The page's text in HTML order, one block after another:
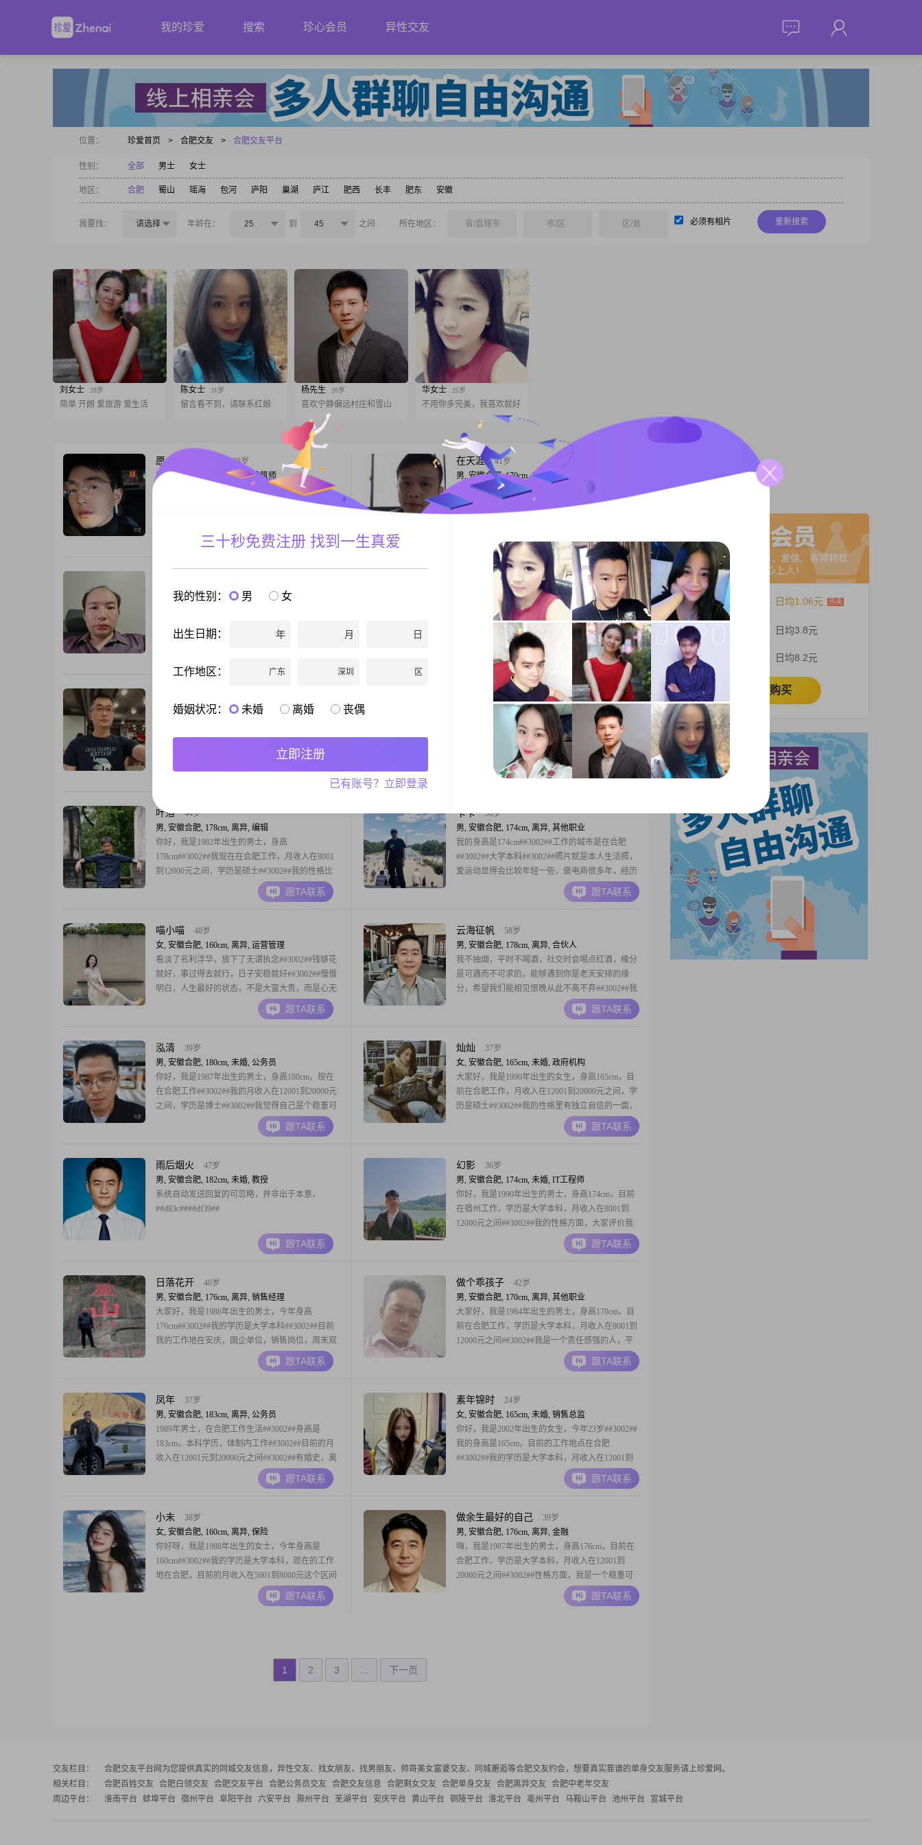
我的珍爱 搜索 珍心会员 异性交友
位置： 珍爱首页 > 合肥交友 > 合肥交友平台
性别： 全部 男士 女士
地区： 合肥 蜀山 瑶海 包河 庐阳 巢湖 庐江 肥西 长丰 肥东 安徽
我要找： 请选择 年龄在： 25 到 45 之间 所在地区： 省/直辖市 市/区 区/县 必须有相片 重新搜索
刘女士 28岁
简单 开朗 爱旅游 爱生活
陈女士 31岁
留言看不到，请联系红娘
杨先生 26岁
喜欢宁静偏远村庄和雪山
华女士 25岁
不用你多完美，我喜欢就好
愿一生为你画眉
38岁
男, 安徽合肥, 178cm, 离异, 建筑师
我在合肥包河区，设计师工作，178*75 认识也是
缘分，互相了解一下，合适就见面，或许缘分就到
跟TA联系
在天涯
41岁
男, 安徽合肥, 170cm, 未婚, 投资
1，合肥户口，面相佳，皮肤好，不秃不油，情商
智商在线，认知全面，情绪稳定，不抽烟不喝酒，
收入。3，第二职业，金融投资人员，每年有稳定
收入。4，多年前生了一场大病，很多事都按了暂
停键，现已痊愈。5，要求女方合肥户口，社保十
年以上，无N
跟TA联系
男, 安徽合肥, 165cm, 离异, 自由职业
是大学本科##3002##我现在的工作地在合肥，月收
自信果断的人，做事情比较有决断力##3002##同时
我也具备成熟稳重的特质，处理事情会考虑得比较
37岁
男, 安徽合肥, 183cm, 离异, 通信技术
大家好，我是1989年出生的男士，身高
183cm##3002##我的学历是大学本科，现在在合肥
工作，月收入在8001元到12000元之间##3002##关
于我的性格和观念，我觉得自己是一个稳重可靠的
人，同时生活里也带点幽默风趣##3002##在人生规
划上，我比较看重家庭，认为家庭为重是生活的基
础##3002##我也比较
跟TA联系
男, 安徽合肥, 178cm, 离异, IT工程师
前在合肥工作，学历是大学本科，月收入在50000
元以上##3002##我的性格特征有稳重可靠，幽默风
趣，自信果断，随和易相处，成熟稳重，耐心包
性格上比较随和，容易和人相处，平
跟TA联系
昨日沧桑
50岁
男, 安徽合肥, 174cm, 离异, 高级管理
你好，我是1976年出生的男士，身高
174cm##3002##我的学历是大学本科，现在在合肥
工作，月收入在12001到20000元之间##3002##我的
性格比较自信果断，责任感强，平时是个乐观积极
评价是真诚可靠##3
跟TA联系
叶落
44岁
男, 安徽合肥, 178cm, 离异, 编辑
你好，我是1982年出生的男士，身高
178cm##3002##我现在在合肥工作，月收入在8001
到12000元之间，学历是硕士##3002##我的性格比
较幽默风趣，平时外向健谈，待人耐心包容
##3002##我是一个活在当下的人，同时也在努力追
约##3002##闲暇时间
跟TA联系
卡卡
50岁
男, 安徽合肥, 174cm, 离异, 其他职业
我的身高是174cm##3002##工作的城市是在合肥
##3002##大学本科##3002##照片就是本人生活照，
爱运动显得会比较年轻一些，做电商很多年，经历
过顶峰，也回到过现实，目前主要做直播带货，自
有别墅一套 保时捷一辆，无贷款无负债，经济状况
希望不要太胖，40岁以内##
跟TA联系
喵小喵
48岁
女, 安徽合肥, 160cm, 离异, 运营管理
看淡了名利浮华，放下了无谓执念##3002##钱够花
就好，事过得去就行，日子安稳就好##3002##慢慢
明白，人生最好的状态，不是大富大贵，而是心无
杂念，身心无恙，冷暖自渡，万事随缘##3002##
跟TA联系
云海征帆
58岁
男, 安徽合肥, 178cm, 离异, 合伙人
我不抽烟，平时不喝酒，社交时会喝点红酒，缘分
是可遇而不可求的，能够遇到你是老天安排的缘
分，希望我们能相见恨晚从此不离不弃##3002##我
是一家大公司项目经理，工作之外还合伙了纯原装
进口红酒批发公司，我是一个有事业心极强的人，
惠的伴侣，互相尊重，白头偕老##3002##不知您
跟TA联系
泓清
39岁
男, 安徽合肥, 180cm, 未婚, 公务员
你好，我是1987年出生的男士，身高180cm，现在
在合肥工作##3002##我的月收入在12001到20000元
之间，学历是博士##3002##我觉得自己是个稳重可
靠的人，平时也比较幽默风趣，性格乐观积极
##3002##身边的朋友常说我责任感强，为人成熟稳
个电影爱好
跟TA联系
灿灿
37岁
女, 安徽合肥, 165cm, 未婚, 政府机构
大家好，我是1990年出生的女生，身高165cm，目
前在合肥工作，月收入在12001到20000元之间，学
历是硕士##3002##我的性格里有独立自信的一面，
也有细腻敏感的部分，平时比较富有同理心
##3002##工作之余，我喜欢插花艺术，也爱看电影
##3002##现在想通过平台认
跟TA联系
雨后烟火
47岁
男, 安徽合肥, 182cm, 未婚, 教授
系统自动发送回复的可忽略，并非出于本意，
##d83c####df39##
跟TA联系
幻影
36岁
男, 安徽合肥, 174cm, 未婚, IT工程师
你好，我是1990年出生的男士，身高174cm，目前
在宿州工作，学历是大学本科，月收入在8001到
12000元之间##3002##我的性格方面，大家评价我
稳重可靠，责任感强，平时也比较耐心包容，算是
成熟稳重的一类人##3002##在相处中，我比较注重
理，不喜欢把负面情绪带给身
跟TA联系
日落花开
40岁
男, 安徽合肥, 176cm, 离异, 销售经理
大家好，我是1986年出生的男士，今年身高
176cm##3002##我的学历是大学本科##3002##目前
我的工作地在安庆，国企单位，销售岗位，周末双
休##3002##在性格方面，我是一个稳重可靠的人
##3002##平时做事自信果断，遇到事情能够积极去
人随和易相处##
跟TA联系
做个乖孩子
42岁
男, 安徽合肥, 170cm, 离异, 其他职业
大家好，我是1984年出生的男士，身高170cm，目
前在合肥工作，学历是大学本科，月收入在8001到
12000元之间##3002##我是一个责任感强的人，平
时比较注重健康养生，也一直热衷自我提升
##3002##日常会做菜烹饪，也坚持健身增肌，把身
很重要，也认同家庭为重
跟TA联系
凤年
37岁
男, 安徽合肥, 183cm, 离异, 公务员
1989年男士，在合肥工作生活##3002##身高是
183cm，本科学历，体制内工作##3002##目前的月
收入在12001元到20000元之间##3002##有婚史，离
异无孩子##3002##圈子干净，无不良嗜好##3002##
新开账号，懒得传相册，合肥本地，离异有孩子的
跟TA联系
素年锦时
24岁
女, 安徽合肥, 165cm, 未婚, 销售总监
你好，我是2002年出生的女生，今年23岁##3002##
我的身高是165cm，目前的工作地点在合肥
##3002##我的学历是大学本科，月收入在12001到
20000元之间##3002##关于我的性格和生活态度，
我是一个享受当下的人，同时也非常注重健康管理
很注重生活品
跟TA联系
小未
38岁
女, 安徽合肥, 160cm, 离异, 保险
你好呀，我是1988年出生的女士，今年身高是
160cm##3002##我的学历是大学本科，现在的工作
地在合肥，目前的月收入在5001到8000元这个区间
##3002##我是一个性格比较温和的人，平时给人的
感觉是温柔体贴的，也很善解人意，在和人相处的
跟TA联系
做余生最好的自己
39岁
男, 安徽合肥, 176cm, 离异, 金融
嗨，我是1987年出生的男士，身高176cm，目前在
合肥工作，学历是大学本科，月收入在12001到
20000元之间##3002##性格方面，我是一个稳重可
靠的人，平时做事比较有条理，也挺幽默风趣的，
相处起来不会觉得沉闷##3002##我自信果断，遇到
跟TA联系
1 2 3 下一页
日均1.06元
日均3.8元
日均8.2元
立即购买
交友栏目： 合肥交友平台网 为您提供真实的同城交友信息，异性交友、找女朋友、找男朋友、帅哥美女富婆交友、同城邂逅等合肥交友约会，想要真实靠谱的单身交友服务请上珍爱网。
相关栏目：
合肥百姓交友 合肥白领交友 合肥交友平台 合肥公务员交友 合肥交友信息 合肥剩女交友 合肥单身交友 合肥离异交友
合肥中老年交友
周边平台：
淮南平台 蚌埠平台 宿州平台 阜阳平台 六安平台 滁州平台 芜湖平台 安庆平台 黄山平台 铜陵平台 淮北平台 亳州平台 马鞍山平台 池州平台 宣城平台
三十秒免费注册 找到一生真爱
我的性别： 男 女
出生日期： 年 月 日
工作地区： 广东 深圳 区
婚姻状况： 未婚 离婚 丧偶
立即注册
已有账号？立即登录